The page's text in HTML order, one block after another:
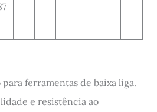
ferramentas de baixa liga.
e resistência ao